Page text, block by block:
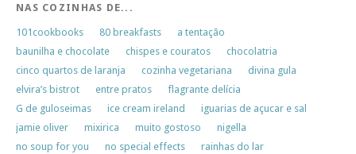
NAS COZINHAS DE...
101cookbooks 80 breakfasts
a tentação
baunilha e chocolate
chispes e couratos
chocolatria
cinco quartos de laranja
cozinha vegetariana
divina gula
elvira’s bistrot
entre pratos
flagrante delícia
G de guloseimas
ice cream ireland
iguarias de açucar e sal
jamie oliver
mixirica muito gostoso
nigella
no soup for you
no special effects rainhas do lar